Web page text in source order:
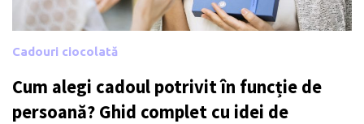
Cadouri ciocolată
Cum alegi cadoul potrivit în funcție de
persoană? Ghid complet cu idei de